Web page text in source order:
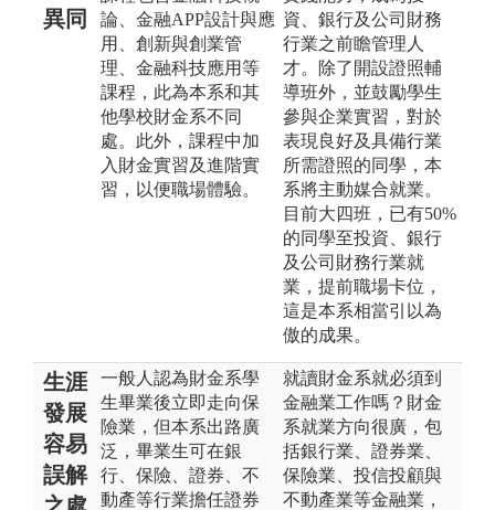
異同
論、金融APP設計與應
用、創新與創業管
理、金融科技應用等
課程，此為本系和其
他學校財金系不同
處。此外，課程中加
入財金實習及進階實
習，以便職場體驗。
資、銀行及公司財務
行業之前瞻管理人
才。除了開設證照輔
導班外，並鼓勵學生
參與企業實習，對於
表現良好及具備行業
所需證照的同學，本
系將主動媒合就業。
目前大四班，已有50%
的同學至投資、銀行
及公司財務行業就
業，提前職場卡位，
這是本系相當引以為
傲的成果。
生涯
發展
容易
誤解
一般人認為財金系學
生畢業後立即走向保
險業，但本系出路廣
泛，畢業生可在銀
行、保險、證券、不
動產等行業擔任證券
就讀財金系就必須到
金融業工作嗎？財金
系就業方向很廣，包
括銀行業、證券業、
保險業、投信投顧與
不動產業等金融業，